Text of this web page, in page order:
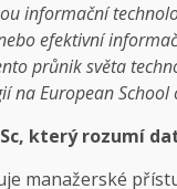
informační
efektivní
průnik světa
na European School
který rozumí
manažerské